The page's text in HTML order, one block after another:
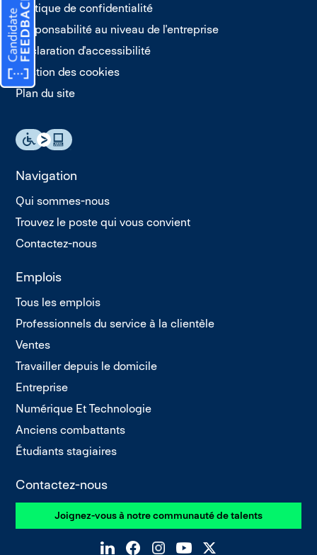
Politique de confidentialité
Responsabilité au niveau de l'entreprise
Déclaration d'accessibilité
Gestion des cookies
Plan du site
Navigation
Qui sommes-nous
Trouvez le poste qui vous convient
Contactez-nous
Emplois
Tous les emplois
Professionnels du service à la clientèle
Ventes
Travailler depuis le domicile
Entreprise
Numérique Et Technologie
Anciens combattants
Étudiants stagiaires
Contactez-nous
Joignez-vous à notre communauté de talents